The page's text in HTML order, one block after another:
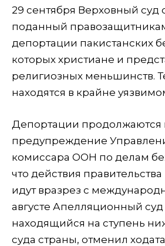
29 сентября Верховный суд
поданный
депортации пакистанских
которых христиане и
религиозных меньшинств.
находятся в крайне
Депортации продолжаются
предупреждение
комиссара ООН по делам
что действия
идут вразрез с
августе Апелляционный
находящийся на ступень
суда страны, отменил